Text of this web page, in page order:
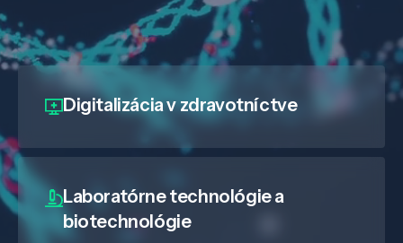
Digitalizáciav zdravotníctve
Laboratórne technológie a
biotechnológie